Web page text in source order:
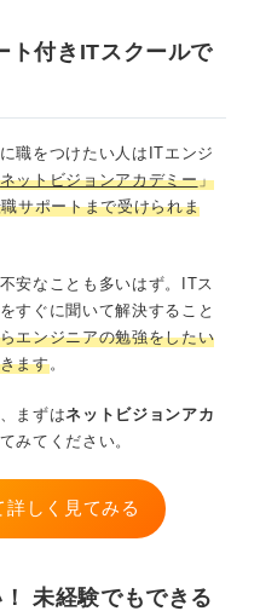
ンジニア
ア
ア
ア
ア
ト付きITスクールで
職をつけたい人はITエンジ
ネットビジョンアカデミー」
サポートまで受けられま
安なことも多いはず。ITス
すぐに聞いて解決すること
エンジニアの勉強をしたい
ます。
まずはネットビジョンアカ
みてください。
詳しく見てみる
未経験でもできる